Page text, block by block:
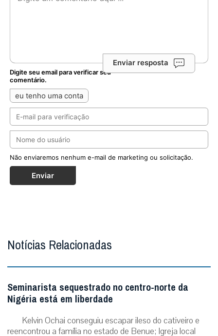
Enviar resposta
Digite seu email para verificar seu
comentário.
eu tenho uma conta
Não enviaremos nenhum e-mail de marketing ou solicitação.
Enviar
Notícias Relacionadas
Seminarista sequestrado no centro-norte da
Nigéria está em liberdade
Kelvin Ochai conseguiu escapar ileso do cativeiro e
reencontrou a família no estado de Benue; Igreja local